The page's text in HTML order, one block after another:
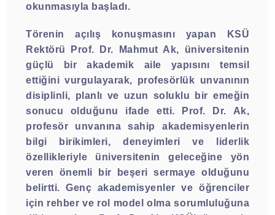
okunmasıyla başladı.
Törenin açılış konuşmasını yapan KSÜ
Rektörü Prof. Dr. Mahmut Ak, üniversitenin
güçlü bir akademik aile yapısını temsil
ettiğini vurgulayarak, profesörlük unvanının
disiplinli, planlı ve uzun soluklu bir emeğin
sonucu olduğunu ifade etti. Prof. Dr. Ak,
profesör unvanına sahip akademisyenlerin
bilgi birikimleri, deneyimleri ve liderlik
özellikleriyle üniversitenin geleceğine yön
veren önemli bir beşeri sermaye olduğunu
belirtti. Genç akademisyenler ve öğrenciler
için rehber ve rol model olma sorumluluğuna